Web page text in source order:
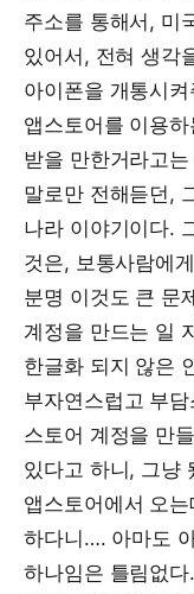
주소를 통해서, 미
있어서, 전혀 생각
아이폰을 개통시
앱스토어를 이용
받을 만한거라고
말로만 전해듣던,
나라 이야기이다.
것은, 보통사람에
분명 이것도 큰 문
계정을 만드는 일
한글화 되지 않은
부자연스럽고 부
스토어 계정을 만
있다고 하니, 그냥
앱스토어에서 오
하다니…. 아마도
하나임은 틀림없다.